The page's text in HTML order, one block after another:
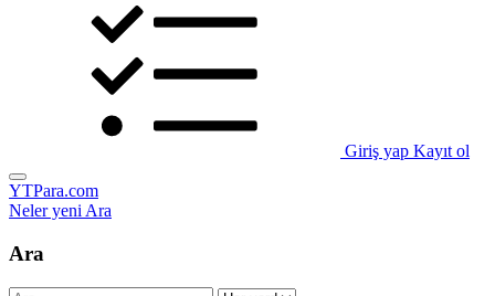
Giriş yap Kayıt ol
YTPara.com
Neler yeniAra
Ara